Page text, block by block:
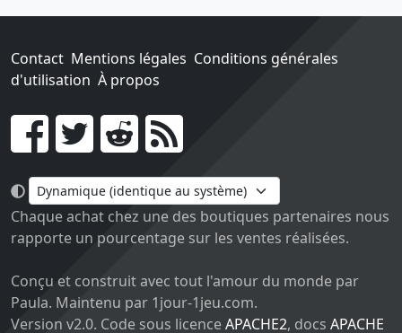
Contact Mentions légales Conditions générales
d'utilisation À propos
Go !
Chaque achat chez une des boutiques partenaires nous
rapporte un pourcentage sur les ventes réalisées.
Conçu et construit avec tout l'amour du monde par
Paula. Maintenu par 1jour-1jeu.com.
Version v2.0. Code sous licenceAPACHE2, docs APACHE